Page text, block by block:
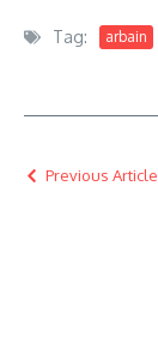
Tag: arbain
Previous Article